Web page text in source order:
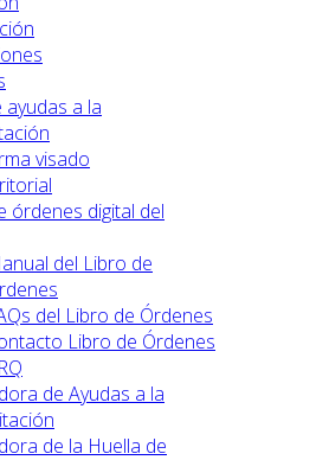
ayudas a la
visado
órdenes digital del
del Libro de
del Libro de Órdenes
Libro de Órdenes
de Ayudas a la
de la Huella de